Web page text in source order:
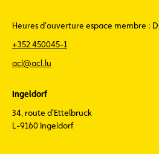
Heures d'ouverture espace membre :
+352 450045-1
acl@acl.lu
Ingeldorf
34, route d'Ettelbruck
L-9160 Ingeldorf